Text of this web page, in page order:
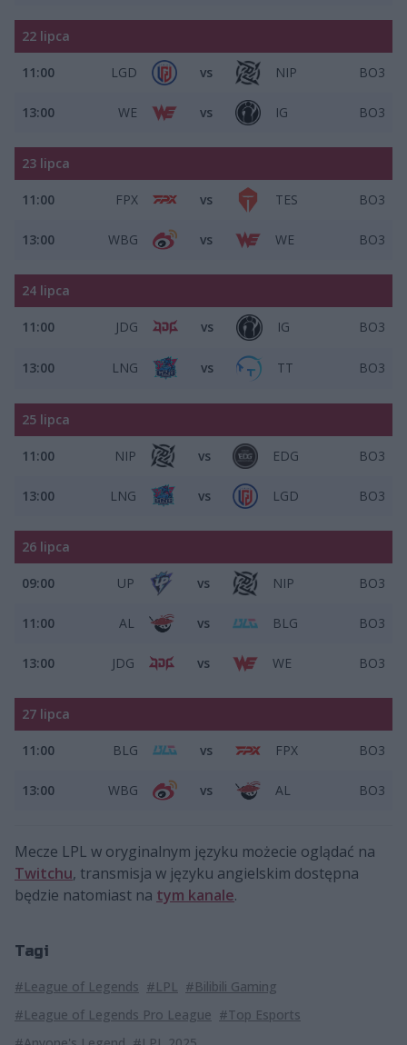
22 lipca
11:00 LGD vs NIP BO3
13:00 WE vs IG BO3
23 lipca
11:00 FPX vs TES BO3
13:00 WBG vs WE BO3
24 lipca
11:00 JDG vs IG BO3
13:00 LNG vs TT BO3
25 lipca
11:00 NIP vs EDG BO3
13:00 LNG vs LGD BO3
26 lipca
09:00 UP vs NIP BO3
11:00 AL vs BLG BO3
13:00 JDG vs WE BO3
27 lipca
11:00 BLG vs FPX BO3
13:00 WBG vs AL BO3
Mecze LPL w oryginalnym języku możecie oglądać na
Twitchu, transmisja w języku angielskim dostępna
będzie natomiast na tym kanale.
Tagi
#League of Legends #LPL
#Bilibili Gaming
#League of Legends Pro League #Top Esports